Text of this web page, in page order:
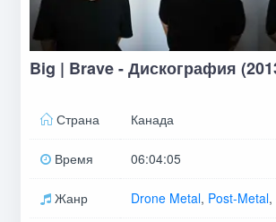
Big | Brave - Дискография
Страна Канада
Время 06:04:05
Жанр Drone Metal, Post-Metal,